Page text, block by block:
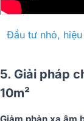
Đầu tư nhỏ,
5. Giải pháp
10m²